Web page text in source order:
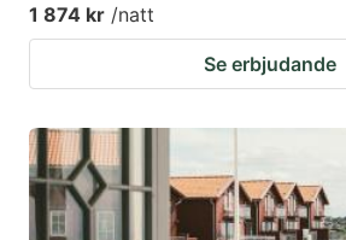
1 874 kr /natt
Se erbjudande